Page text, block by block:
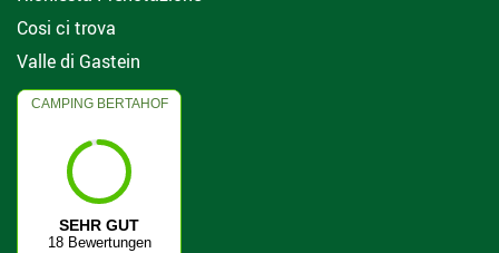
Cosi ci trova
Valle di Gastein
CAMPING BERTAHOF
SEHR GUT
18 Bewertungen